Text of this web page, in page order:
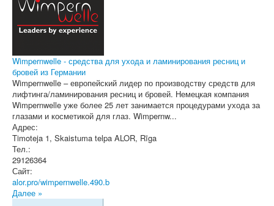
Wimpernwelle - средства для ухода и ламинирования ресниц и
бровей из Германии
Wimpernwelle – европейский лидер по производству средств для
лифтинга/ламинирования ресниц и бровей. Немецкая компания
Wimpernwelle уже более 25 лет занимается процедурами ухода за
глазами и косметикой для глаз. Wimpernw...
Адрес:
Timoteja 1, Skaistuma telpa ALOR, Rīga
Тел.:
29126364
Сайт:
alor.pro/wimpernwelle.490.b
Далее »